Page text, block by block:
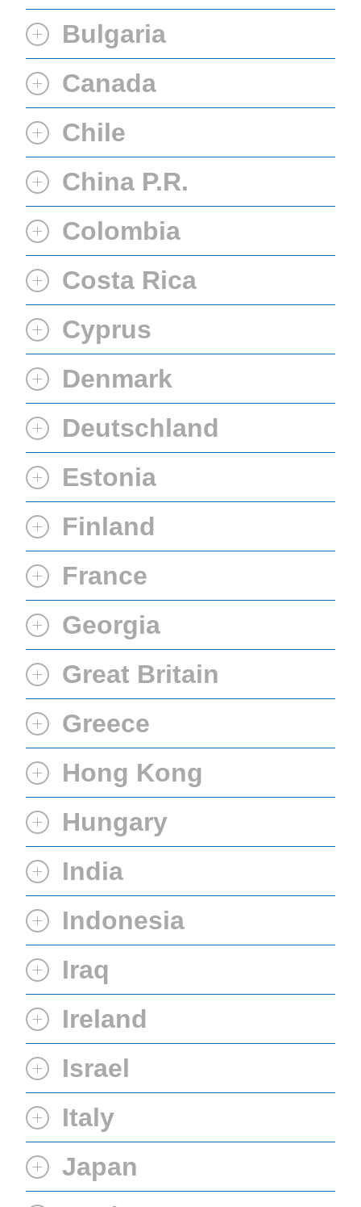
Bulgaria
Canada
Chile
China P.R.
Colombia
Costa Rica
Cyprus
Denmark
Deutschland
Estonia
Finland
France
Georgia
Great Britain
Greece
Hong Kong
Hungary
India
Indonesia
Iraq
Ireland
Israel
Italy
Japan